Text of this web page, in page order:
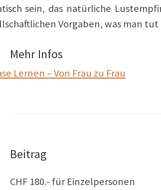
sein, das natürliche
Vorgaben, was man
Mehr Infos
Lernen – Von Frau zu Frau
Beitrag
CHF 180.- für Einzelpersonen